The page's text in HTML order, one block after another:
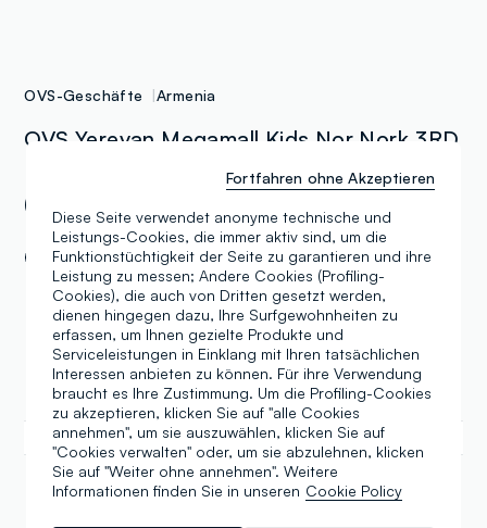
OVS-Geschäfte Armenia
OVS Yerevan Megamall Kids Nor Nork 3RD
Micro-District 16 Building Gai Ave, Yerevan
(XX)
Offen 10:00-22:00
Montag
10:00-22:00
Dienstag
Mittwoch
10:00-22:00
Donnerstag
10:00-22:00
Freitag
10:00-22:00
Samstag
10:00-22:00
Diese Seite verwendet anonyme technische und
Leistungs-Cookies, die immer aktiv sind, um die
Funktionstüchtigkeit der Seite zu garantieren und ihre
Leistung zu messen; Andere Cookies (Profiling-
Cookies), die auch von Dritten gesetzt werden,
dienen hingegen dazu, Ihre Surfgewohnheiten zu
erfassen, um Ihnen gezielte Produkte und
Serviceleistungen in Einklang mit Ihren tatsächlichen
Interessen anbieten zu können. Für ihre Verwendung
braucht es Ihre Zustimmung. Um die Profiling-Cookies
zu akzeptieren, klicken Sie auf "alle Cookies
annehmen", um sie auszuwählen, klicken Sie auf
"Cookies verwalten" oder, um sie abzulehnen, klicken
Sie auf "Weiter ohne annehmen". Weitere
Informationen finden Sie in unseren Cookie Policy
Fortfahren ohne Akzeptieren